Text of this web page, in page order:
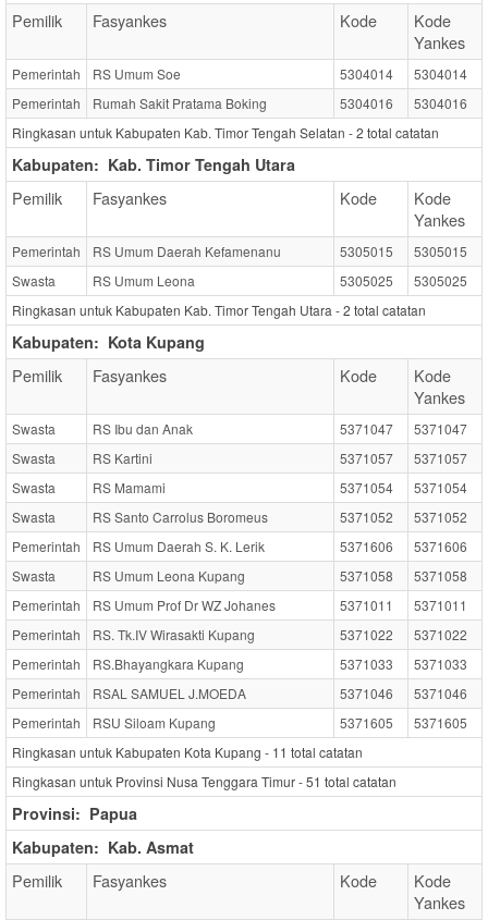
Pemilik Fasyankes Kode
Kode
Yankes
Pemerintah RS Umum Soe 5304014
5304014
Pemerintah
Rumah Sakit Pratama Boking 5304016
5304016
Ringkasan untuk Kabupaten Kab. Timor Tengah Selatan -2 total catatan
Kabupaten: Kab. Timor Tengah Utara
Pemilik Fasyankes Kode
Kode
Yankes
Pemerintah RS Umum Daerah Kefamenanu 5305015
5305015
Swasta
RS Umum Leona 5305025
5305025
Ringkasan untuk Kabupaten Kab. Timor Tengah Utara -2 total catatan
Kabupaten: Kota Kupang
Pemilik Fasyankes Kode
Kode
Yankes
Swasta RS Ibu dan Anak 5371047
5371047
Swasta
RS Kartini 5371057
5371057
Swasta
RS Mamami 5371054
5371054
Swasta
RS Santo Carrolus Boromeus 5371052
5371052
Pemerintah
RS Umum Daerah S. K. Lerik 5371606
5371606
Swasta
RS Umum Leona Kupang 5371058
5371058
Pemerintah
RS Umum Prof Dr WZ Johanes 5371011
5371011
Pemerintah
RS. Tk.IV Wirasakti Kupang 5371022
5371022
Pemerintah
RS.Bhayangkara Kupang 5371033
5371033
Pemerintah
RSAL SAMUEL J.MOEDA 5371046
5371046
Pemerintah
RSU Siloam Kupang 5371605
5371605
Ringkasan untuk Kabupaten Kota Kupang - 11 total catatan
Ringkasan untuk Provinsi Nusa Tenggara Timur -51 total catatan
Provinsi: Papua
Kabupaten: Kab. Asmat
Pemilik Fasyankes Kode
Kode
Yankes